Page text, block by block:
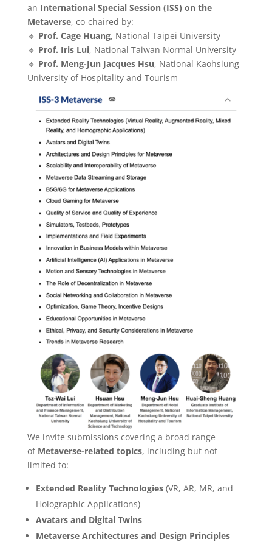
an International Special Session (ISS) on the
Metaverse, co-chaired by:
🔹 Prof. Cage Huang, National Taipei University
🔹 Prof. Iris Lui, National Taiwan Normal University
🔹 Prof. Meng-Jun Jacques Hsu, National Kaohsiung
University of Hospitality and Tourism
We invite submissions covering a broad range
of Metaverse-related topics, including but not
limited to:
Extended Reality Technologies(VR, AR, MR, and
Holographic Applications)
Avatars and Digital Twins
Metaverse Architectures and Design Principles